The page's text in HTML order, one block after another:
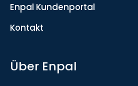
Enpal Kundenportal
Kontakt
Über Enpal